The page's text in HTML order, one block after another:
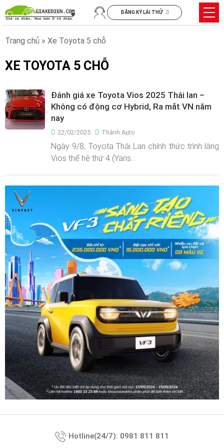
Chuyển
đến
dung
ĐĂNG KÝ LÁI THỬ
đơn
Trang chủ » Xe Toyota 5 chỗ
XE TOYOTA 5 CHỖ
Đánh giá xe Toyota Vios 2025 Thái lan –
Không có động cơ Hybrid, Ra mắt VN năm
nay
22/02/2025 Thành Auto
Ngày 9/8, Toyota Thái Lan chính thức trình làng
Vios thế hệ thứ 4 (Yaris…
Hotline(24/7): 0981 811 811